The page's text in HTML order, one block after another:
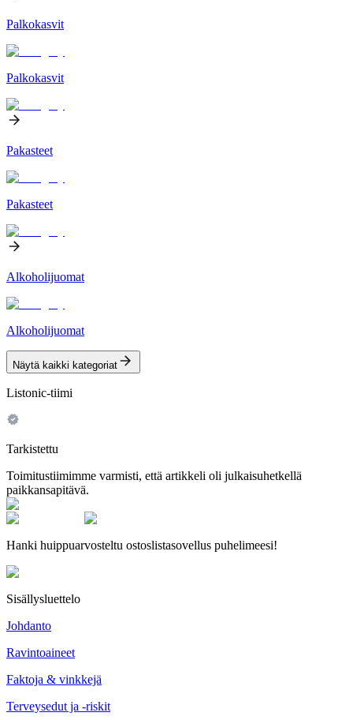
Palkokasvit
Palkokasvit
Pakasteet
Pakasteet
Alkoholijuomat
Alkoholijuomat
Näytä kaikki kategoriat
Listonic-tiimi
Tarkistettu
Toimitustiimimme varmisti, että artikkeli oli julkaisuhetkellä
paikkansapitävä.
Hanki huippuarvosteltu ostoslistasovellus puhelimeesi!
Sisällysluettelo
Johdanto
Ravintoaineet
Faktoja & vinkkejä
Terveysedut ja -riskit